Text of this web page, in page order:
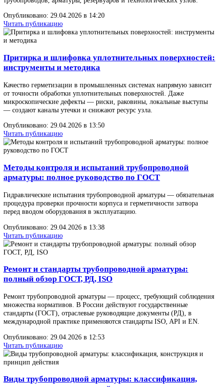
начинает открываться и сбрасывать среду. Именно эта операция
определяет, сработает ли защита оборудования при превышении
давления в сис
Опубликовано: 18.05.2026 в 17:45
Испытательное оборудование в нефтегазовой
промышленности: виды, назначение и
комплекс стендов, машин, приборов и систем, созданных для
контроля прочности, герметичности и функциональных
трубопроводов, арматуры, резервуаров и технологических
Опубликовано: 29.04.2026 в 14:20
Читать публикацию
Притирка и шлифовка уплотнительных
Качество герметизации в промышленных системах напрямую
от точности обработки уплотнительных поверхностей. Даже
— создают каналы утечки и снижают ресурс узла.
Опубликовано: 29.04.2026 в 13:50
Читать публикацию
Методы контроля и испытаний трубопроводной
арматуры: полное руководство по ГОСТ
Гидравлические испытания трубопроводной арматуры —
перед вводом оборудования в эксплуатацию.